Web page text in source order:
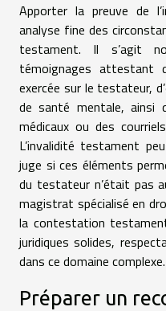
Apporter la preuve de
analyse fine des
testament. Il s’agit
témoignages attestant
exercée sur le testateur,
de santé mentale, ainsi
médicaux ou des
L’invalidité testament
juge si ces éléments
du testateur n’était pas
magistrat spécialisé en
la contestation
juridiques solides,
dans ce domaine complexe.
Préparer un